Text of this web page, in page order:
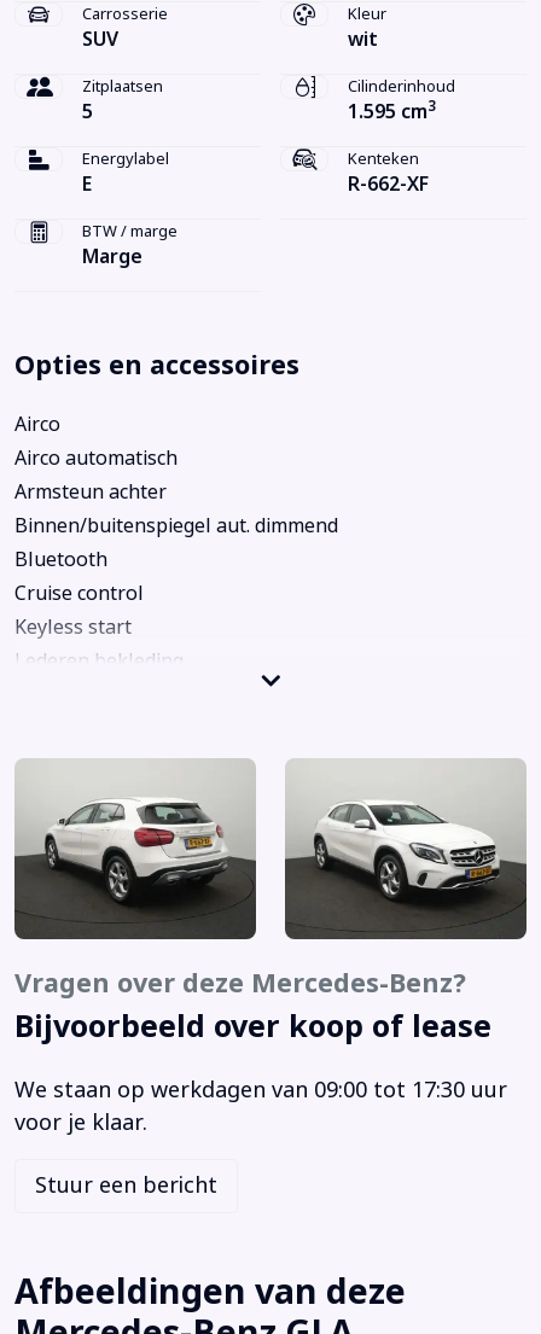
Carrosserie
SUV
Kleur
wit
Zitplaatsen
5
Cilinderinhoud
1.595 cm3
Energylabel
E
Kenteken
R-662-XF
BTW / marge
Marge
Opties en accessoires
Airco
Airco automatisch
Armsteun achter
Binnen/buitenspiegel aut. dimmend
Bluetooth
Cruise control
Keyless start
Lederen bekleding
Navigatiesysteem full map
Night-pakket
Parkeersensor voor en achter
Schakelpaddles
Start/stop systeem
Voorstoelen verwarmd
Airbag(s) hoofd achter
Airbag(s) hoofd voor
Airbag(s) side voor
Airbag bestuurder
Alarm klasse 1(startblokkering)
Autonomous Emergency Braking
Vragen over deze Mercedes-Benz?
Bijvoorbeeld over koop of lease
We staan op werkdagen van 09:00 tot 17:30 uur
voor je klaar.
Stuur een bericht
Afbeeldingen van deze